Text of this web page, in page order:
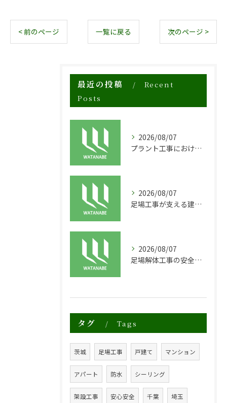
< 前のページ 一覧に戻る 次のページ >
最近の投稿
Recent
Posts
2026/08/07
プラント工事における足場工事の安全対策と施工の重要性
2026/08/07
足場工事が支える建物の長寿命化と外装塗装の重要性
2026/08/07
足場解体工事の安全性と効率化のポイント
タグ Tags
茨城 足場工事 戸建て マンション
アパート 防水 シーリング
架設工事 安心安全 千葉 埼玉